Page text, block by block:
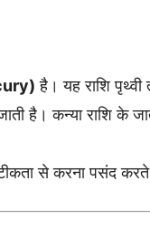
है। यह राशि पृथ्वी
जाती है। कन्या राशि
से करना पसंद